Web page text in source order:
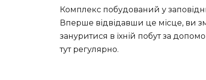
Комплекс побудований у
Вперше відвідавши це місце, ви
зануритися в їхній побут за
тут регулярно.